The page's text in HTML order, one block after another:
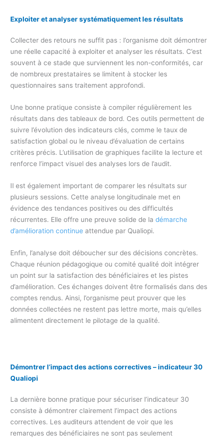
Exploiter et analyser systématiquement les résultats
Collecter des retours ne suffit pas : l’organisme doit démontrer
une réelle capacité à exploiter et analyser les résultats. C’est
souvent à ce stade que surviennent les non-conformités, car
de nombreux prestataires se limitent à stocker les
questionnaires sans traitement approfondi.
Une bonne pratique consiste à compiler régulièrement les
résultats dans des tableaux de bord. Ces outils permettent de
suivre l’évolution des indicateurs clés, comme le taux de
satisfaction global ou le niveau d’évaluation de certains
critères précis. L’utilisation de graphiques facilite la lecture et
renforce l’impact visuel des analyses lors de l’audit.
Il est également important de comparer les résultats sur
plusieurs sessions. Cette analyse longitudinale met en
évidence des tendances positives ou des difficultés
récurrentes. Elle offre une preuve solide de ladémarche
d’amélioration continue attendue par Qualiopi.
Enfin, l’analyse doit déboucher sur des décisions concrètes.
Chaque réunion pédagogique ou comité qualité doit intégrer
un point sur la satisfaction des bénéficiaires et les pistes
d’amélioration. Ces échanges doivent être formalisés dans des
comptes rendus. Ainsi, l’organisme peut prouver que les
données collectées ne restent pas lettre morte, mais qu’elles
alimentent directement le pilotage de la qualité.
Démontrer l’impact des actions correctives – indicateur 30
Qualiopi
La dernière bonne pratique pour sécuriser l’indicateur 30
consiste à démontrer clairement l’impact des actions
correctives. Les auditeurs attendent de voir que les
remarques des bénéficiaires ne sont pas seulement